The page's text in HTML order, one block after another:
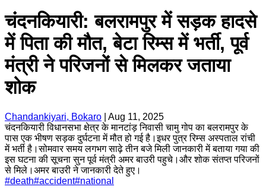
चंदनकियारी: बलरामपुर में सड़क हादसे
में पिता की मौत, बेटा रिम्स में भर्ती, पूर्व
मंत्री ने परिजनों से मिलकर जताया
शोक
Chandankiyari, Bokaro
Aug 11, 2025
चंदनकियारी विधानसभा क्षेत्र के मानटांड़ निवासी चामु गोप का बलरामपुर के
पास एक भीषण सड़क दुर्घटना में मौत हो गई है।इधर पुत्र रिम्स अस्पताल रांची
में भर्ती है।सोमवार समय लगभग साढ़े तीन बजे मिली जानकारी में बताया गया की
इस घटना की सूचना सुन पूर्व मंत्री अमर बाउरी पहुचे।और शोक संतप्त परिजनों
से मिले।अमर बाउरी ने जानकारी देते हुए।
#death#accident#national